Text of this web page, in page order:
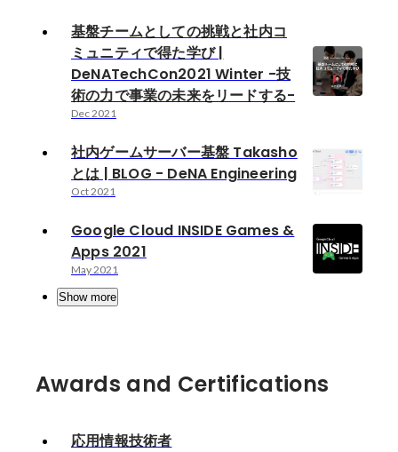
基盤チームとしての挑戦と社内コ
ミュニティで得た学び |
DeNATechCon2021 Winter -技
術の力で事業の未来をリードする-
Dec 2021
社内ゲームサーバー基盤 Takasho
とは | BLOG - DeNA Engineering
Oct 2021
Google Cloud INSIDE Games &
Apps 2021
May 2021
Show more
Awards and Certifications
応用情報技術者